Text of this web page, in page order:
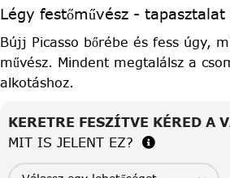
Légy festőművész -
Bújj Picasso bőrébe és fess úgy,
művész. Mindent megtalálsz a
alkotáshoz.
KERETRE FESZÍTVE KÉRED A
MIT IS JELENT EZ?